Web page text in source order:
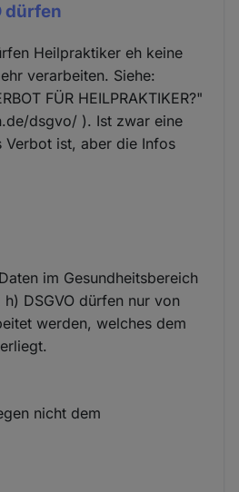
dürfen
Heilpraktiker eh keine
verarbeiten. Siehe:
FÜR HEILPRAKTIKER?"
dsgvo/ ). Ist zwar eine
Verbot ist, aber die Infos
im Gesundheitsbereich
DSGVO dürfen nur von
werden, welches dem
nicht dem